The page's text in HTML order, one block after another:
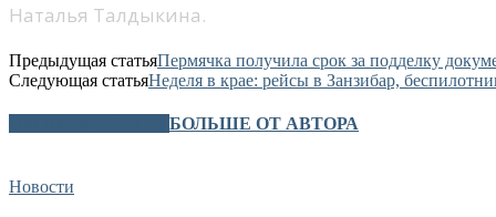
Наталья Талдыкина.
Предыдущая статьяПермячка получила срок за подделку
Следующая статьяНеделя в крае: рейсы в Занзибар,
БОЛЬШЕ ОТ АВТОРА
Новости